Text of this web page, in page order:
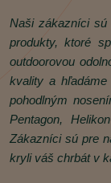
Naši zákazníci
produkty, ktoré
outdoorovou
kvality a
pohodlným
Pentagon,
Zákazníci sú pre
kryli váš chrbát v